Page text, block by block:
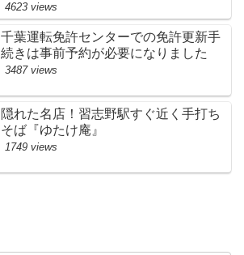
4623 views
千葉運転免許センターでの免許更新手
続きは事前予約が必要になりました
3487 views
隠れた名店！習志野駅すぐ近く手打ち
そば『ゆたけ庵』
1749 views